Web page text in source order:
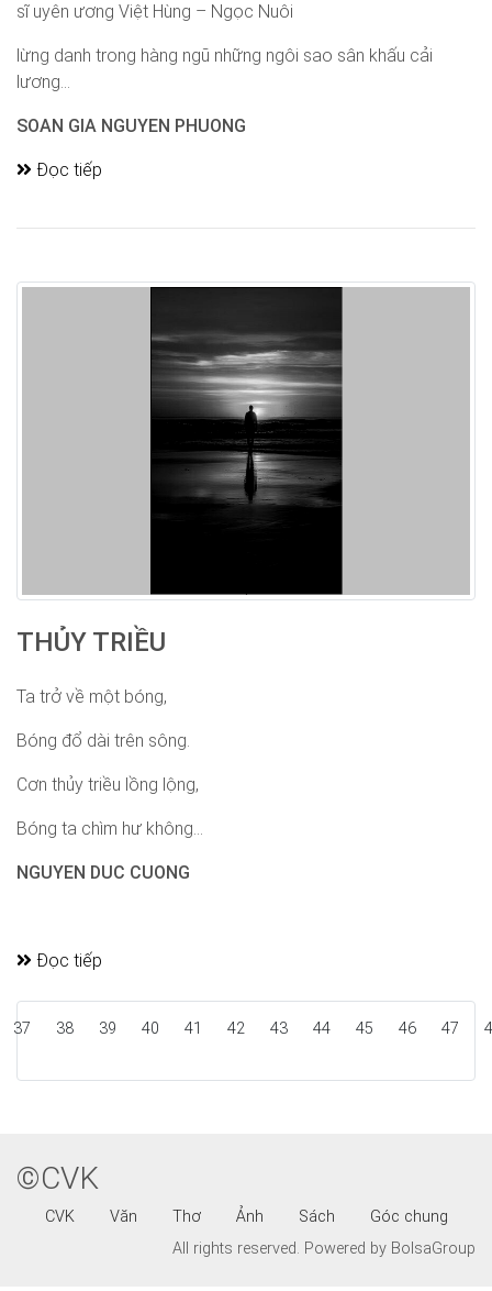
sĩ uyên ương Việt Hùng – Ngọc Nuôi
lừng danh trong hàng ngũ những ngôi sao sân khấu cải
lương...
SOAN GIA NGUYEN PHUONG
Đọc tiếp
THỦY TRIỀU
Ta trở về một bóng,
Bóng đổ dài trên sông.
Cơn thủy triều lồng lộng,
Bóng ta chìm hư không...
NGUYEN DUC CUONG
Đọc tiếp
37 38 39 40 41 42 43 44 45 46 47
©CVK
CVK Văn Thơ Ảnh Sách
Góc chung
All rights reserved. Powered by BolsaGroup